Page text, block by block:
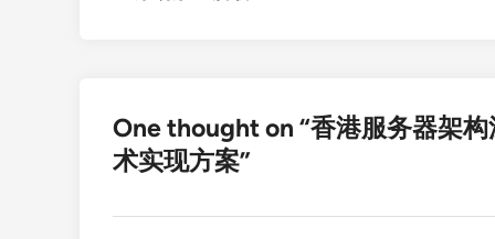
One thought on “香港服务器架
术实现方案”